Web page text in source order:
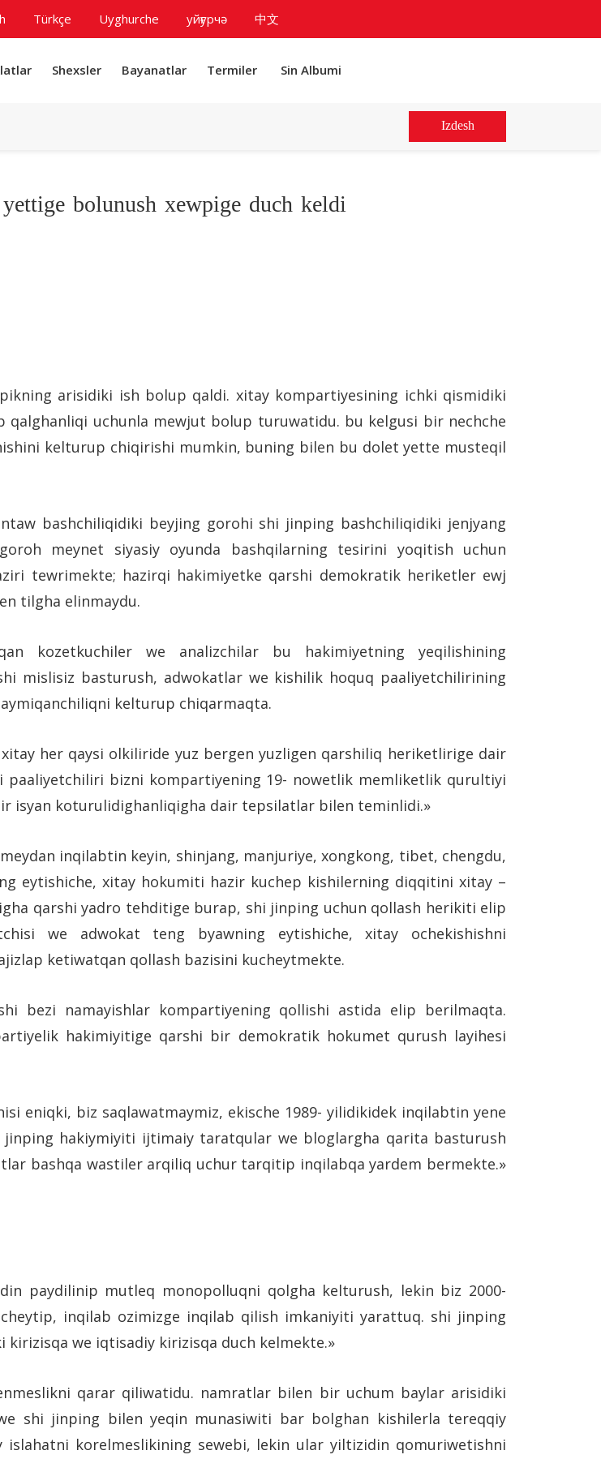
Türkçe Uyghurche уйғурчә 中文
Shexsler Bayanatlar Termiler Sin Albumi
Izdesh
bolunush xewpige duch keldi
arisidiki ish bolup qaldi. xitay kompartiyesining ichki qismidiki
uchunla mewjut bolup turuwatidu. bu kelgusi bir nechche
kelturup chiqirishi mumkin, buning bilen bu dolet yette musteqil
bashchiliqidiki beyjing gorohi shi jinping bashchiliqidiki jenjyang
meynet siyasiy oyunda bashqilarning tesirini yoqitish uchun
tewrimekte; hazirqi hakimiyetke qarshi demokratik heriketler ewj
tilgha elinmaydu.
kozetkuchiler we analizchilar bu hakimiyetning yeqilishining
mislisiz basturush, adwokatlar we kishilik hoquq paaliyetchilirining
kelturup chiqarmaqta.
her qaysi olkiliride yuz bergen yuzligen qarshiliq heriketlirige dair
bizni kompartiyening 19- nowetlik memliketlik qurultiyi
isyan koturulidighanliqigha dair tepsilatlar bilen teminlidi.»
inqilabtin keyin, shinjang, manjuriye, xongkong, tibet, chengdu,
eytishiche, xitay hokumiti hazir kuchep kishilerning diqqitini xitay –
qarshi yadro tehditige burap, shi jinping uchun qollash herikiti elip
we adwokat teng byawning eytishiche, xitay ochekishishni
ketiwatqan qollash bazisini kucheytmekte.
bezi namayishlar kompartiyening qollishi astida elip berilmaqta.
hakimiyitige qarshi bir demokratik hokumet qurush layihesi
eniqki, biz saqlawatmaymiz, ekische 1989- yilidikidek inqilabtin yene
hakiymiyiti ijtimaiy taratqular we bloglargha qarita basturush
bashqa wastiler arqiliq uchur tarqitip inqilabqa yardem bermekte.»
paydilinip mutleq monopolluqni qolgha kelturush, lekin biz 2000-
inqilab ozimizge inqilab qilish imkaniyiti yarattuq. shi jinping
we iqtisadiy kirizisqa duch kelmekte.»
qarar qiliwatidu. namratlar bilen bir uchum baylar arisidiki
shi jinping bilen yeqin munasiwiti bar bolghan kishilerla tereqqiy
korelmeslikining sewebi, lekin ular yiltizidin qomuriwetishni